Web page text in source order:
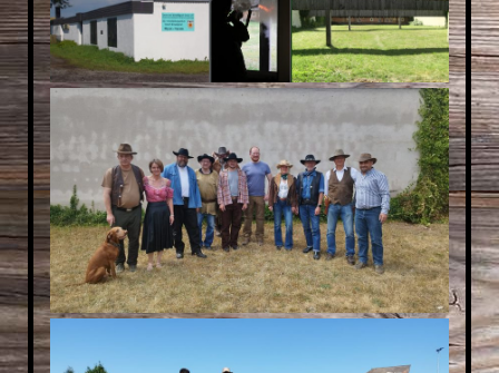
ARTIKEL UND BILDER AUS DEN 70ERN